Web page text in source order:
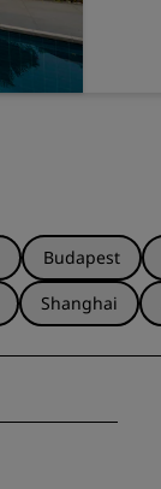
Budapest
Shanghai